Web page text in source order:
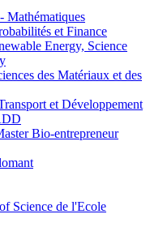
et Finance
Energy, Science
des Matériaux et des
et Développement
Bio-entrepreneur
Science de l'Ecole